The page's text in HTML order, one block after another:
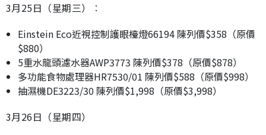
3月25日（星期三）︰
Einstein Eco近視控制護眼檯燈66194 陳列價$358（原價
$880）
5重水龍頭濾水器AWP3773 陳列價$378（原價$878）
多功能食物處理器HR7530/01 陳列價$588（原價$998）
抽濕機DE3223/30 陳列價$1,998（原價$3,998）
3月26日（星期四）